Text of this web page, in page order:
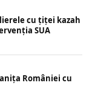
cu țiței kazah
SUA
României cu